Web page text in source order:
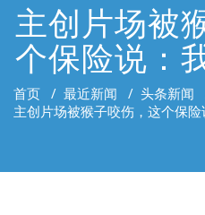
主创片场被
个保险说：
首页 / 最近新闻 / 头条新闻
主创片场被猴子咬伤，这个保险